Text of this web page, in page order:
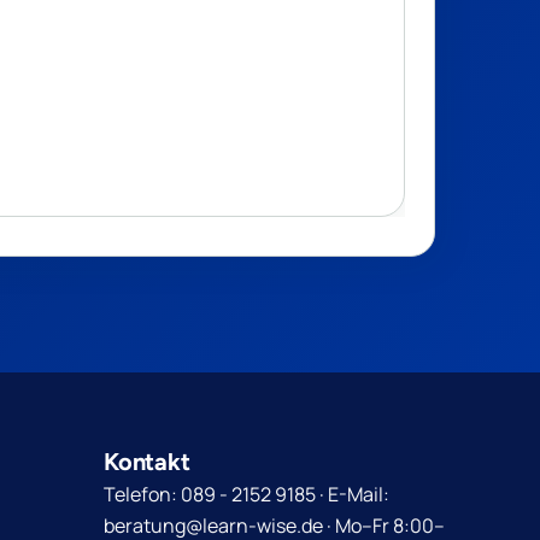
Kontakt
Telefon: 089 - 2152 9185 · E-Mail:
beratung@learn-wise.de · Mo–Fr 8:00–